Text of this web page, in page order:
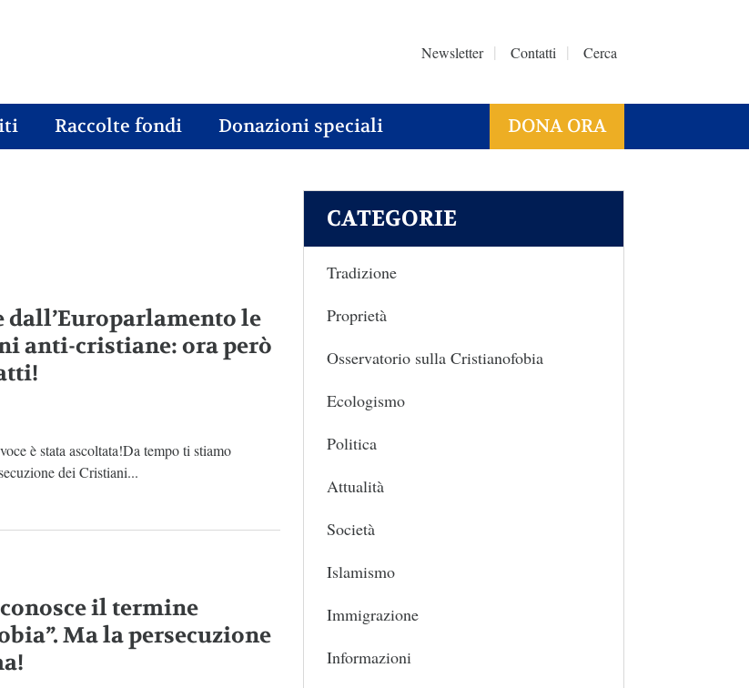
Newsletter Contatti Cerca
Raccolte fondi Donazioni speciali DONA ORA
dall’Europarlamento le
anti-cristiane: ora però
è stata ascoltata!Da tempo ti stiamo
dei Cristiani...
il termine
Ma la persecuzione
CATEGORIE
Tradizione
Proprietà
Osservatorio sulla Cristianofobia
Ecologismo
Politica
Attualità
Società
Islamismo
Immigrazione
Informazioni